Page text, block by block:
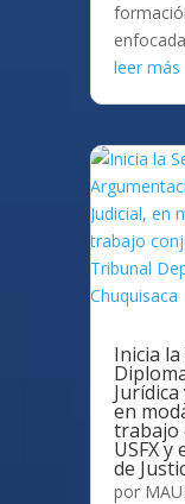
leer más
Inicia
en
trabajo
USFX
de
por